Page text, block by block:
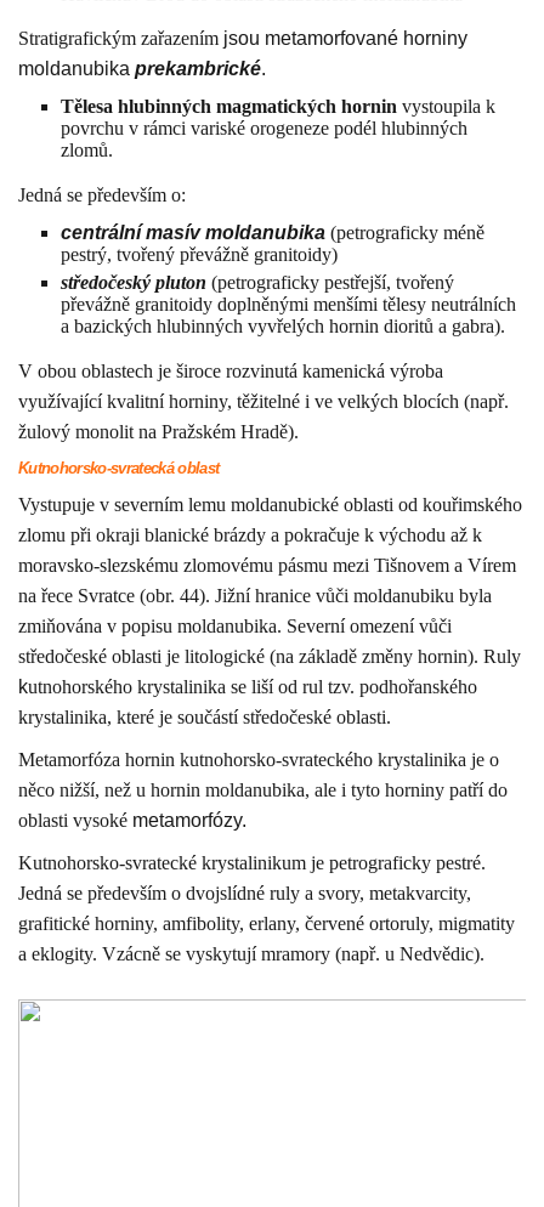
Stratigrafickým zařazením jsou metamorfované horniny
moldanubika prekambrické.
Tělesa hlubinných magmatických hornin vystoupila k
povrchu v rámci variské orogeneze podél hlubinných
zlomů.
Jedná se především o:
centrální masív moldanubika (petrograficky méně
pestrý, tvořený převážně granitoidy)
středočeský pluton (petrograficky pestřejší, tvořený
převážně granitoidy doplněnými menšími tělesy neutrálních
a bazických hlubinných vyvřelých hornin dioritů a gabra).
V obou oblastech je široce rozvinutá kamenická výroba
využívající kvalitní horniny, těžitelné i ve velkých blocích (např.
žulový monolit na Pražském Hradě).
Kutnohorsko-svratecká oblast
Vystupuje v severním lemu moldanubické oblasti od kouřimského
zlomu při okraji blanické brázdy a pokračuje k východu až k
moravsko-slezskému zlomovému pásmu mezi Tišnovem a Vírem
na řece Svratce (obr. 44). Jižní hranice vůči moldanubiku byla
zmiňována v popisu moldanubika. Severní omezení vůči
středočeské oblasti je litologické (na základě změny hornin). Ruly
kutnohorského krystalinika se liší od rul tzv. podhořanského
krystalinika, které je součástí středočeské oblasti.
Metamorfóza hornin kutnohorsko-svrateckého krystalinika je o
něco nižší, než u hornin moldanubika, ale i tyto horniny patří do
oblasti vysoké metamorfózy.
Kutnohorsko-svratecké krystalinikum je petrograficky pestré.
Jedná se především o dvojslídné ruly a svory, metakvarcity,
grafitické horniny, amfibolity, erlany, červené ortoruly, migmatity
a eklogity. Vzácně se vyskytují mramory (např. u Nedvědic).